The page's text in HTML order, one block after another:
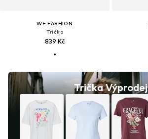
WE FASHION
Tričko
839 Kč
Trička Výprodej